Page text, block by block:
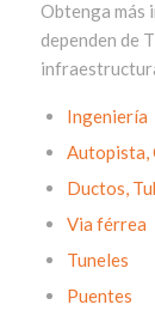
Obtenga más
dependen de
Ingeniería
Autopista,
Ductos,
Via férrea
Tuneles
Puentes